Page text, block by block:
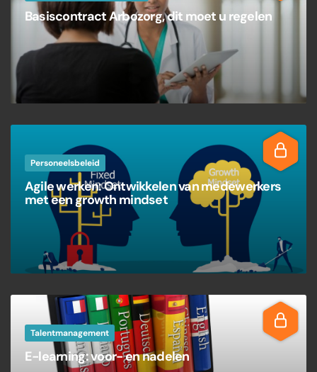
Basiscontract Arbozorg, dit moet u regelen
Personeelsbeleid
Agile werken: Ontwikkelen van medewerkers
met een growth mindset
Talentmanagement
E-learning: voor- en nadelen